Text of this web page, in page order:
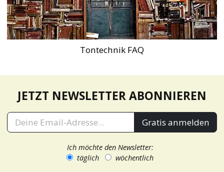
Tontechnik FAQ
JETZT NEWSLETTER ABONNIEREN
Gratis anmelden
Ich möchte den Newsletter:
täglich
wöchentlich